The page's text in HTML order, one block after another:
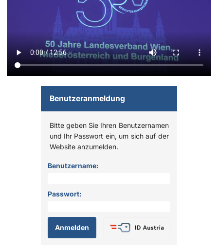
Benutzeranmeldung
Bitte geben Sie Ihren Benutzernamen
und Ihr Passwort ein, um sich auf der
Website anzumelden.
Anmelden
Benutzername:
Passwort: